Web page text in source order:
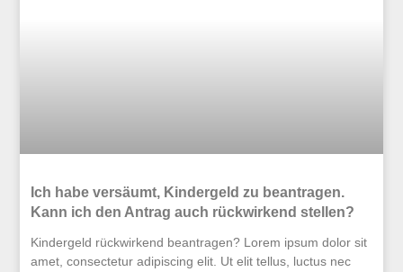
Ich habe versäumt, Kindergeld zu beantragen.
Kann ich den Antrag auch rückwirkend stellen?
Kindergeld rückwirkend beantragen? Lorem ipsum dolor sit
amet, consectetur adipiscing elit. Ut elit tellus, luctus nec